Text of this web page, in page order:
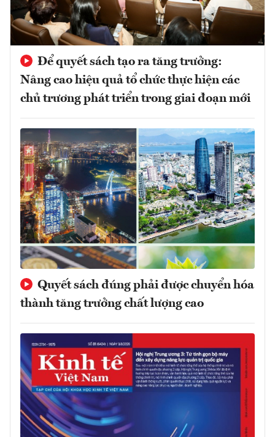
Để quyết sách tạo ra tăng trưởng:
Nâng cao hiệu quả tổ chức thực hiện các
chủ trương phát triển trong giai đoạn mới
Quyết sách đúng phải được chuyển hóa
thành tăng trưởng chất lượng cao